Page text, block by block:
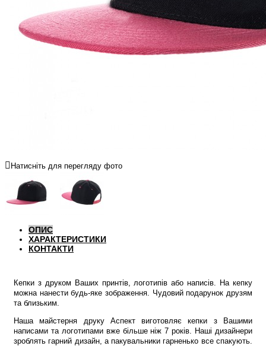
Натисніть для перегляду фото
ОПИС
ХАРАКТЕРИСТИКИ
КОНТАКТИ
Кепки з друком Ваших принтів, логотипів або написів. На кепку
можна нанести будь-яке зображення. Чудовий подарунок друзям
та близьким.
Наша майстерня друку Аспект виготовляє кепки з Вашими
написами та логотипами вже більше ніж 7 років. Наші дизайнери
зроблять гарний дизайн, а пакувальники гарненько все спакують.